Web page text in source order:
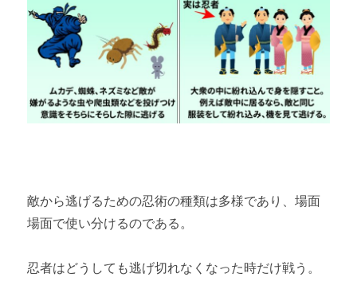
敵から逃げるための忍術の種類は多様であり、場面
場面で使い分けるのである。
忍者はどうしても逃げ切れなくなった時だけ戦う。